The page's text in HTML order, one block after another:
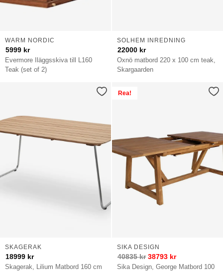
Evermore Iläggsskiva till L160
Teak (set of 2)
WARM NORDIC
5999 kr
Oxnö matbord 220 x 100 cm teak,
Skargaarden
SOLHEM INREDNING
22000 kr
Skagerak, Lilium Matbord 160 cm
SKAGERAK
18999 kr
Rea!
Sika Design, George Matbord 100
SIKA DESIGN
40835kr 38793 kr